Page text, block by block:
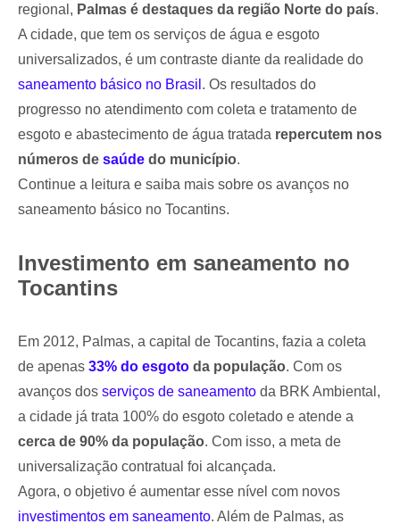
regional, Palmas é destaques da região Norte do país.
A cidade, que tem os serviços de água e esgoto
universalizados, é um contraste diante da realidade do
saneamento básico no Brasil . Os resultados do
progresso no atendimento com coleta e tratamento de
esgoto e abastecimento de água tratada repercutem nos
números de saúde do município.
Continue a leitura e saiba mais sobre os avanços no
saneamento básico no Tocantins.
Investimento em saneamento no
Tocantins
Em 2012, Palmas, a capital de Tocantins, fazia a coleta
de apenas 33% do esgoto da população. Com os
avanços dos serviços de saneamento da BRK Ambiental,
a cidade já trata 100% do esgoto coletado e atende a
cerca de 90% da população. Com isso, a meta de
universalização contratual foi alcançada.
Agora, o objetivo é aumentar esse nível com novos
investimentos em saneamento. Além de Palmas, as